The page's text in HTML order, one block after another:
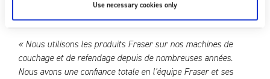
Use necessary cookies only
LES RÉSULTATS
« Nous utilisons les produits Fraser sur nos machines de
couchage et de refendage depuis de nombreuses années.
Nous avons une confiance totale en l’équipe Fraser et ses